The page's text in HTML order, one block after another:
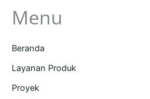
Menu
Beranda
Layanan Produk
Proyek